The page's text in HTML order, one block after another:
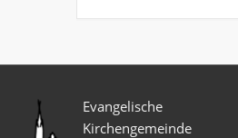
Evangelische
Kirchengemeinde